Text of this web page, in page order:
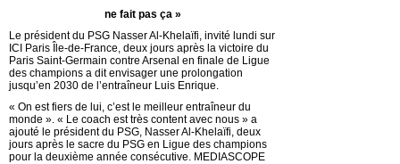
ne fait pas ça »
Le président du PSG Nasser Al-Khelaïfi, invité lundi sur
ICI Paris Île-de-France, deux jours après la victoire du
Paris Saint-Germain contre Arsenal en finale de Ligue
des champions a dit envisager une prolongation
jusqu’en 2030 de l’entraîneur Luis Enrique.
« On est fiers de lui, c’est le meilleur entraîneur du
monde ». « Le coach est très content avec nous » a
ajouté le président du PSG, Nasser Al-Khelaïfi, deux
jours après le sacre du PSG en Ligue des champions
pour la deuxième année consécutive. MEDIASCOPE